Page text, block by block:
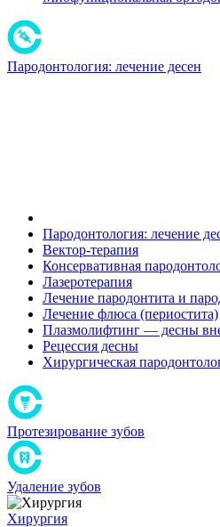
Пародонтология: лечение десен
Пародонтология: лечение
Вектор-терапия
Консервативная
Лазеротерапия
Лечение пародонтита и
Лечение флюса (периостита)
Плазмолифтинг — десны
Рецессия десны
Хирургическая
Протезирование зубов
Удаление зубов
Хирургия